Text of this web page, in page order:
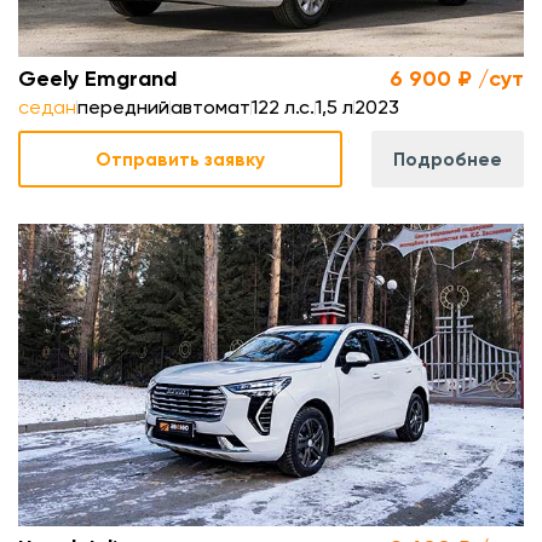
Geely Emgrand 6 900 ₽ /сут
седанпереднийавтомат122 л.с.1,5 л2023
Отправить заявку Подробнее